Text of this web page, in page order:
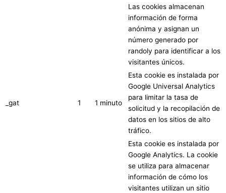
Las cookies almacenan
información de forma
anónima y asignan un
número generado por
randoly para identificar a los
visitantes únicos.
_gat 1 1 minuto
Esta cookie es instalada por
Google Universal Analytics
para limitar la tasa de
solicitud y la recopilación de
datos en los sitios de alto
tráfico.
Esta cookie es instalada por
Google Analytics. La cookie
se utiliza para almacenar
información de cómo los
visitantes utilizan un sitio